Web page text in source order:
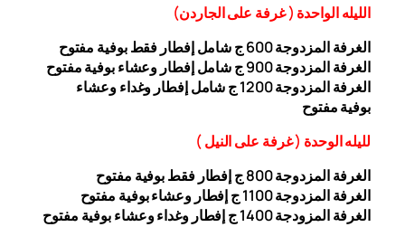
الليله الواحدة ( غرفة على الجاردن)
الغرفة المزدوجة
600 ج شامل إفطار فقط بوفية مفتوح
الغرفة المزدوجة 900 ج شامل إفطار وعشاء بوفية مفتوح
الغرفة المزدوجة 1200 ج شامل إفطار وغداء وعشاء
بوفيةمفتوح
لليله الوحدة (غرفة على النيل)
الغرفة المزدوجة
800
ج إفطار فقط بوفية مفتوح
الغرفة المزدوجة 1
100 ج إفطار وعشاء بوفية مفتوح
الغرفة المزودجة 1
400 ج إفطار وغداء وعشاء بوفية مفتوح